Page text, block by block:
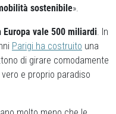
sostenibile».
Europa vale 500 miliardi. In
Parigi ha costruito una
di girare comodamente
e proprio paradiso